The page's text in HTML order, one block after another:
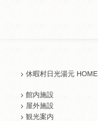
休暇村日光湯元 HOME
館内施設
屋外施設
観光案内